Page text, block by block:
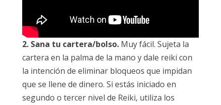
2. Sana tu cartera/bolso. Muy fácil. Sujeta la
cartera en la palma de la mano y dale reiki con
la intención de eliminar bloqueos que impidan
que se llene de dinero. Si estás iniciado en
segundo o tercer nivel de Reiki, utiliza los